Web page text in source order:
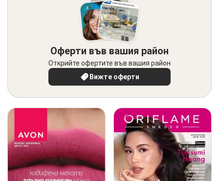
Оферти във вашия район
Открийте офертите във вашия район
Вижте оферти